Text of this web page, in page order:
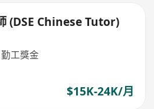
(DSE Chinese Tutor)
工獎金
$15K-24K/月